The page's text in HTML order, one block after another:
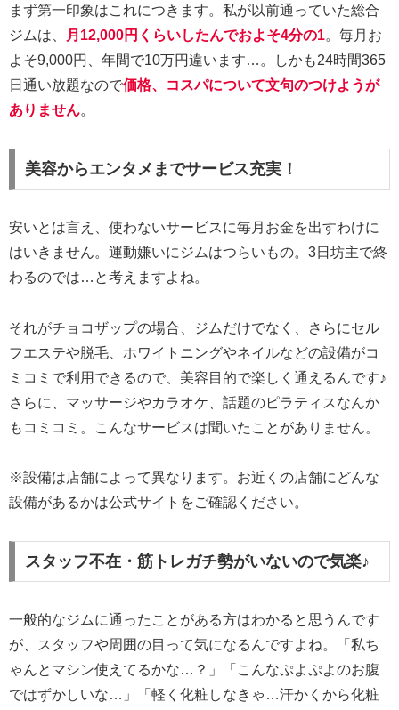
まず第一印象はこれにつきます。私が以前通っていた総合
ジムは、
月12,000円くらいしたんでおよそ4分の1。毎月お
よそ9,000円、年間で10万円違います…。しかも24時間365
日通い放題なので価格、コスパについて文句のつけようが
ありません。
美容からエンタメまでサービス充実！
安いとは言え、使わないサービスに毎月お金を出すわけに
はいきません。運動嫌いにジムはつらいもの。3日坊主で終
わるのでは…と考えますよね。
それがチョコザップの場合、ジムだけでなく、さらにセル
フエステや脱毛、ホワイトニングやネイルなどの設備がコ
ミコミで利用できるので、美容目的で楽しく通えるんです♪
さらに、マッサージやカラオケ、話題のピラティスなんか
もコミコミ。こんなサービスは聞いたことがありません。
※設備は店舗によって異なります。お近くの店舗にどんな
設備があるかは公式サイトをご確認ください。
スタッフ不在・筋トレガチ勢がいないので気楽♪
一般的なジムに通ったことがある方はわかると思うんです
が、スタッフや周囲の目って気になるんですよね。「私ち
ゃんとマシン使えてるかな…？」「こんなぷよぷよのお腹
ではずかしいな…」「軽く化粧しなきゃ…汗かくから化粧